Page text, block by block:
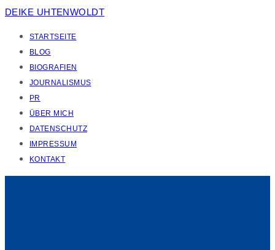
DEIKE UHTENWOLDT
STARTSEITE
BLOG
BIOGRAFIEN
JOURNALISMUS
PR
ÜBER MICH
DATENSCHUTZ
IMPRESSUM
KONTAKT